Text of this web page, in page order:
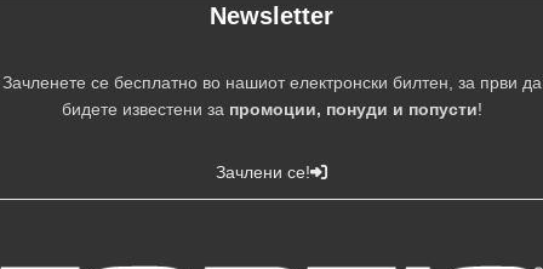
Newsletter
Зачленете се бесплатно во нашиот електронски билтен, за први да
бидете известени за промоции, понуди и попусти!
Зачлени се!